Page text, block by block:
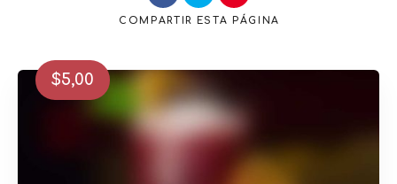
Buscar
COMPARTIR ESTA PÁGINA
$5,00